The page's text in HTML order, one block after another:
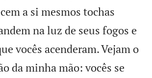
a si mesmos tochas
na luz de seus fogos e
vocês acenderam. Vejam o
da minha mão: vocês se